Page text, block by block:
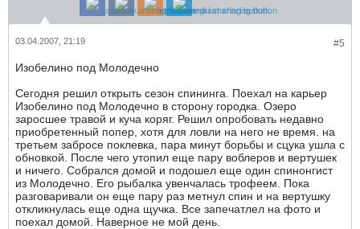
#5
03.04.2007, 21:19
Изобелино под Молодечно
Сегодня решил открыть сезон спининга. Поехал на карьер
Изобелино под Молодечно в сторону городка. Озеро
заросшее травой и куча коряг. Решил опробовать недавно
приобретенный попер, хотя для ловли на него не время. на
третьем забросе поклевка, пара минут борьбы и сцука ушла с
обновкой. После чего утопил еще пару воблеров и вертушек
и ничего. Собрался домой и подошел еще один спинонгист
из Молодечно. Его рыбалка увенчалась трофеем. Пока
разговаривали он еще пару раз метнул спин и на вертушку
откликнулась еще одна щучка. Все запечатлел на фото и
поехал домой. Наверное не мой день.